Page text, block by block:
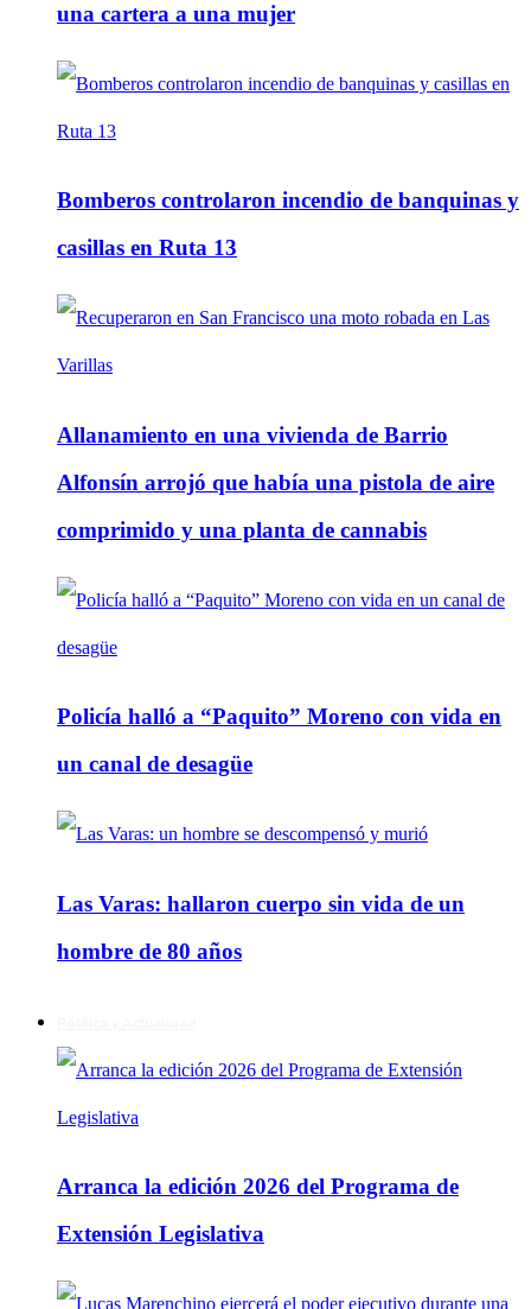
una cartera a una mujer
Bomberos controlaron incendio de banquinas y
casillas en Ruta 13
Allanamiento en una vivienda de Barrio
Alfonsín arrojó que había una pistola de aire
comprimido y una planta de cannabis
Policía halló a “Paquito” Moreno con vida en
un canal de desagüe
Las Varas: hallaron cuerpo sin vida de un
hombre de 80 años
Arranca la edición 2026 del Programa de
Extensión Legislativa